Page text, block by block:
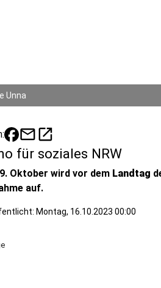
Unna
mailopen_in_new
für soziales NRW
Oktober wird vor dem Landtag
auf.
Montag, 16.10.2023 00:00